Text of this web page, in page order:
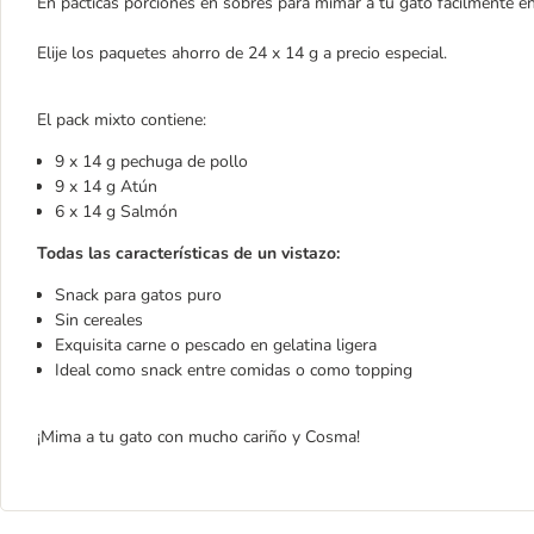
Elije los paquetes ahorro de 24 x 14 g a precio especial.
El pack mixto contiene:
9 x 14 g pechuga de pollo
9 x 14 g Atún
6 x 14 g Salmón
Todas las características de un vistazo:
Snack para gatos puro
Sin cereales
Exquisita carne o pescado en gelatina ligera
Ideal como snack entre comidas o como topping
¡Mima a tu gato con mucho cariño y Cosma!